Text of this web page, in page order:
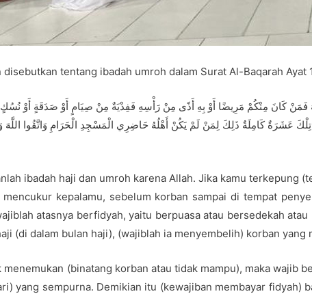
disebutkan tentang ibadah umroh dalam Surat Al-Baqarah Ayat
فَمَنْ كَانَ مِنْكُمْ مَرِيضًا أَوْ بِهِ أَذًى مِنْ رَأْسِهِ فَفِدْيَةٌ مِنْ صِيَامٍ أَوْ صَدَقَةٍ أَوْ نُسُكٍ
عَشَرَةٌ كَامِلَةٌ ذَلِكَ لِمَنْ لَمْ يَكُنْ أَهْلُهُ حَاضِرِي الْمَسْجِدِ الْحَرَامِ وَاتَّقُوا اللَّهَ
ibadah haji dan umroh karena Allah. Jika kamu terkepung
kepalamu, sebelum korban sampai di tempat
atasnya berfidyah, yaitu berpuasa atau bersedekah
(di dalam bulan haji), (wajiblah ia menyembelih) korban yang
menemukan (binatang korban atau tidak mampu), maka wajib
yang sempurna. Demikian itu (kewajiban membayar